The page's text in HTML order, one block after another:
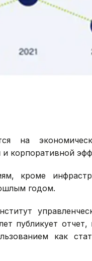
на
и корпоративной
кроме
годом.
публикует
как